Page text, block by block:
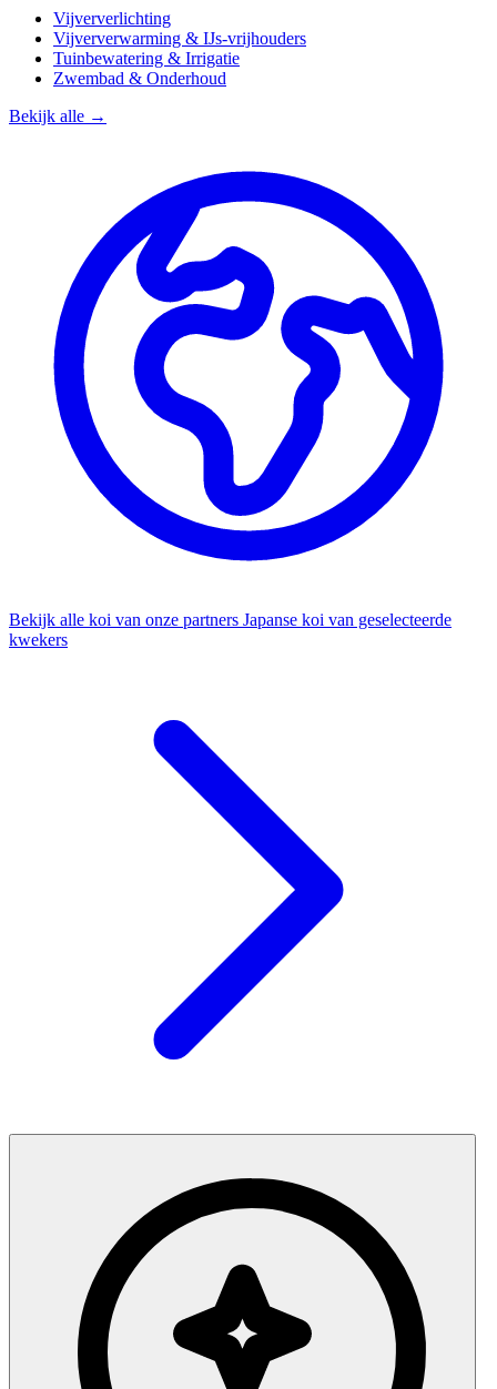
Vijververlichting
Vijververwarming & IJs-vrijhouders
Tuinbewatering & Irrigatie
Zwembad & Onderhoud
Bekijk alle →
Bekijk alle koi van onze partners Japanse koi van geselecteerde
kwekers